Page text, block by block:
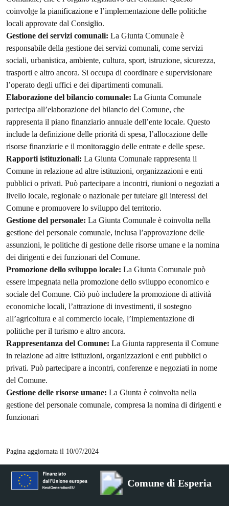
coinvolge la pianificazione e l’implementazione delle politiche
locali approvate dal Consiglio.
Gestione dei servizi comunali: La Giunta Comunale è
responsabile della gestione dei servizi comunali, come servizi
sociali, urbanistica, ambiente, cultura, sport, istruzione, sicurezza,
trasporti e altro ancora. Si occupa di coordinare e supervisionare
l’operato degli uffici e dei dipartimenti comunali.
Elaborazione del bilancio comunale: La Giunta Comunale
partecipa all’elaborazione del bilancio del Comune, che
rappresenta il piano finanziario annuale dell’ente locale. Questo
include la definizione delle priorità di spesa, l’allocazione delle
risorse finanziarie e il monitoraggio delle entrate e delle spese.
Rapporti istituzionali: La Giunta Comunale rappresenta il
Comune in relazione ad altre istituzioni, organizzazioni e enti
pubblici o privati. Può partecipare a incontri, riunioni o negoziati a
livello locale, regionale o nazionale per tutelare gli interessi del
Comune e promuovere lo sviluppo del territorio.
Gestione del personale: La Giunta Comunale è coinvolta nella
gestione del personale comunale, inclusa l’approvazione delle
assunzioni, le politiche di gestione delle risorse umane e la nomina
dei dirigenti e dei funzionari del Comune.
Promozione dello sviluppo locale: La Giunta Comunale può
essere impegnata nella promozione dello sviluppo economico e
sociale del Comune. Ciò può includere la promozione di attività
economiche locali, l’attrazione di investimenti, il sostegno
all’agricoltura e al commercio locale, l’implementazione di
politiche per il turismo e altro ancora.
Rappresentanza del Comune: La Giunta rappresenta il Comune
in relazione ad altre istituzioni, organizzazioni e enti pubblici o
privati. Può partecipare a incontri, conferenze e negoziati in nome
del Comune.
Gestione delle risorse umane: La Giunta è coinvolta nella
gestione del personale comunale, compresa la nomina di dirigenti e
funzionari
Pagina aggiornata il 10/07/2024
Comune di Esperia